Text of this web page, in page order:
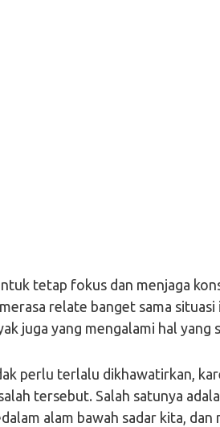
tetap fokus dan menjaga
relate banget sama
juga yang mengalami hal yang
perlu terlalu dikhawatirkan,
tersebut. Salah satunya
alam bawah sadar kita,